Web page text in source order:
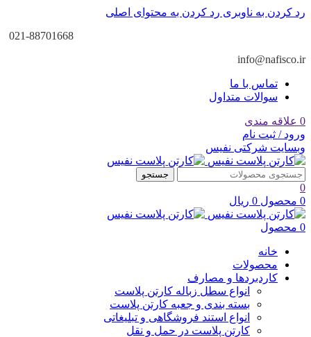
رد کردن به ناوبری رد کردن به محتوای اصلی
021-88701668
info@nafisco.ir
تماس با ما
سوالات متداول
0 علاقه مندی
ورود / ثبت نام
وبسایت شرکتی نفیس
جستجو
0
0 محصول 0 ریال
0 محصول
خانه
محصولات
کاردبردها و مصارف
انواع سطل زباله کارتن پلاست
بسته بندی و جعبه کارتن پلاست
انواع استند فروشگاهی و تبلیغاتی
کارتن پلاست در حمل و نقل